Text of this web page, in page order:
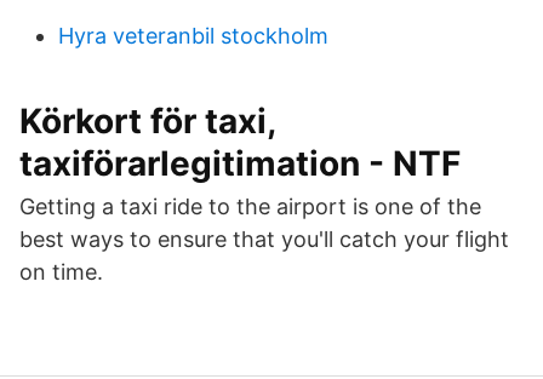
Hyra veteranbil stockholm
Körkort för taxi,
taxiförarlegitimation - NTF
Getting a taxi ride to the airport is one of the
best ways to ensure that you'll catch your flight
on time.